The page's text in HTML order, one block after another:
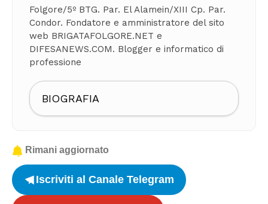
Folgore/5º BTG. Par. El Alamein/XIII Cp. Par.
Condor. Fondatore e amministratore del sito
web BRIGATAFOLGORE.NET e
DIFESANEWS.COM. Blogger e informatico di
professione
BIOGRAFIA
Rimani aggiornato
Iscriviti al Canale Telegram